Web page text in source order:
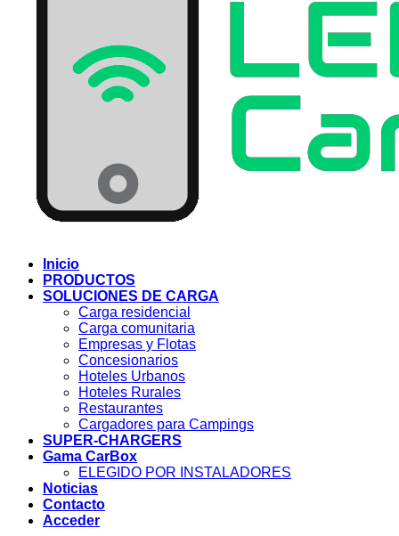
Inicio
PRODUCTOS
SOLUCIONES DE CARGA
Carga residencial
Carga comunitaria
Empresas y Flotas
Concesionarios
Hoteles Urbanos
Hoteles Rurales
Restaurantes
Cargadores para Campings
SUPER-CHARGERS
Gama CarBox
ELEGIDO POR INSTALADORES
Noticias
Contacto
Acceder